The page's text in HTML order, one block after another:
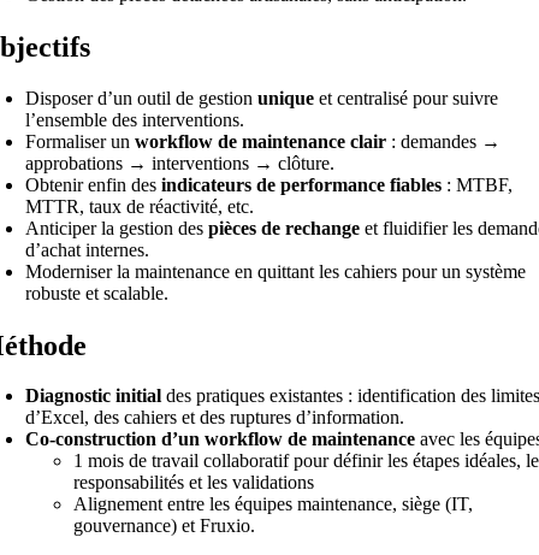
Disposer d’un outil de gestionunique et centralisé pour suivre
l’ensemble des interventions.
Formaliser unworkflow de maintenance clair : demandes →
approbations → interventions → clôture.
Obtenir enfin desindicateurs de performance fiables : MTBF,
MTTR, taux de réactivité, etc.
Anticiper la gestion despièces de rechange et fluidifier les
d’achat internes.
Moderniser la maintenance en quittant les cahiers pour un système
robuste et scalable.
Diagnostic initial des pratiques existantes : identification des
d’Excel, des cahiers et des ruptures d’information.
Co-construction d’un workflow de maintenance avec les
1 mois de travail collaboratif pour définir les étapes idéales,
responsabilités et les validations
Alignement entre les équipes maintenance, siège (IT,
gouvernance) et Fruxio.